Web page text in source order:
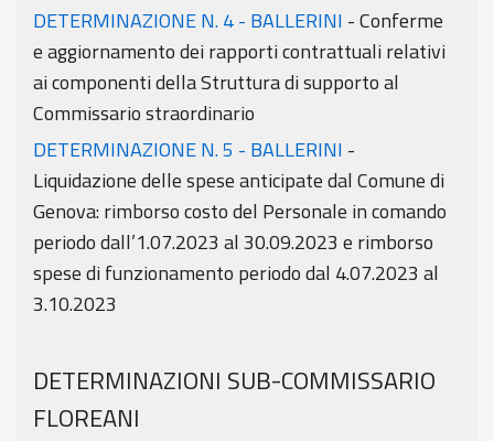
DETERMINAZIONE N. 4 - BALLERINI - Conferme
e aggiornamento dei rapporti contrattuali relativi
ai componenti della Struttura di supporto al
Commissario straordinario
DETERMINAZIONE N. 5 - BALLERINI -
Liquidazione delle spese anticipate dal Comune di
Genova: rimborso costo del Personale in comando
periodo dall’1.07.2023 al 30.09.2023 e rimborso
spese di funzionamento periodo dal 4.07.2023 al
3.10.2023
DETERMINAZIONI SUB-COMMISSARIO
FLOREANI